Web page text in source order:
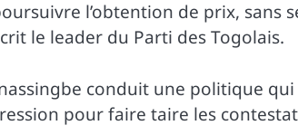
l’obtention de prix, sans
le leader du Parti des Togolais.
conduit une politique
pour faire taire les